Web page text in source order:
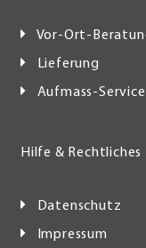
Vor-Ort-
Lieferung
Aufmass-Service
Hilfe & Rechtliches
Datenschutz
Impressum